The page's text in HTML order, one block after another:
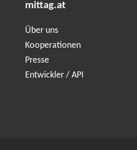
mittag.at
Über uns
Kooperationen
Presse
Entwickler / API